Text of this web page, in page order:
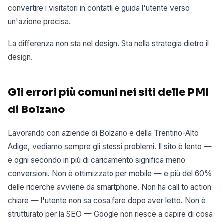
convertire i visitatori in contatti e guida l'utente verso
un'azione precisa.
La differenza non sta nel design. Sta nella strategia dietro il
design.
Gli errori più comuni nei siti delle PMI
di Bolzano
Lavorando con aziende di Bolzano e della Trentino-Alto
Adige, vediamo sempre gli stessi problemi. Il sito è lento —
e ogni secondo in più di caricamento significa meno
conversioni. Non è ottimizzato per mobile — e più del 60%
delle ricerche avviene da smartphone. Non ha call to action
chiare — l'utente non sa cosa fare dopo aver letto. Non è
strutturato per la SEO — Google non riesce a capire di cosa